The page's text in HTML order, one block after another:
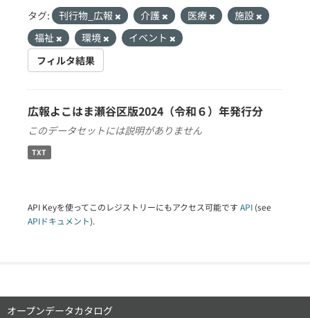
タグ: 刊行物_広報 介護 医療
施設
福祉
環境
イベント
フィルタ結果
広報よこはま瀬谷区版2024（令和６）年発行分
このデータセットには説明がありません
TXT
API Keyを使ってこのレジストリーにもアクセス可能です API (see
APIドキュメント).
オープンデータカタログ